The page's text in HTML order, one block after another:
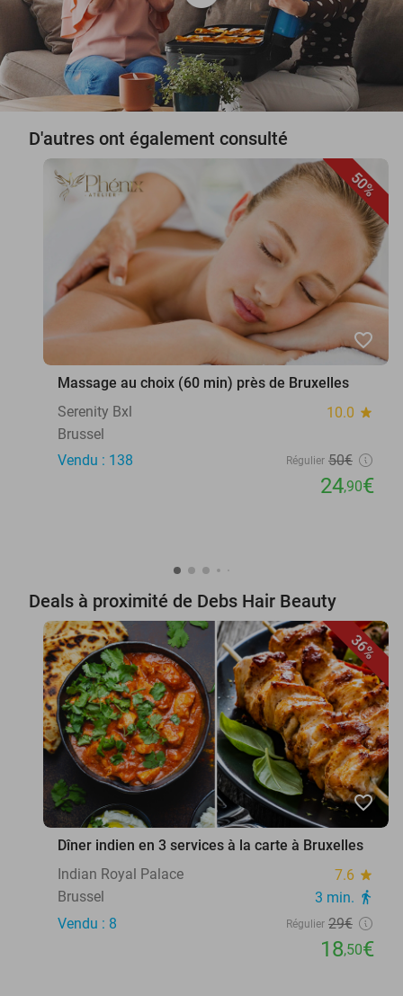
D'autres ont également consulté
50%
favorite_border
Massage au choix (60 min) près de Bruxelles
Serenity Bxl
10.0 star
Brussel
Vendu : 138
Régulier 50€
24,90€
Deals à proximité de Debs Hair Beauty
36%
favorite_border
Dîner indien en 3 services à la carte à Bruxelles
Indian Royal Palace
7.6 star
Brussel 3 min. directions_walk
Vendu : 8 Régulier 29€
18,50€